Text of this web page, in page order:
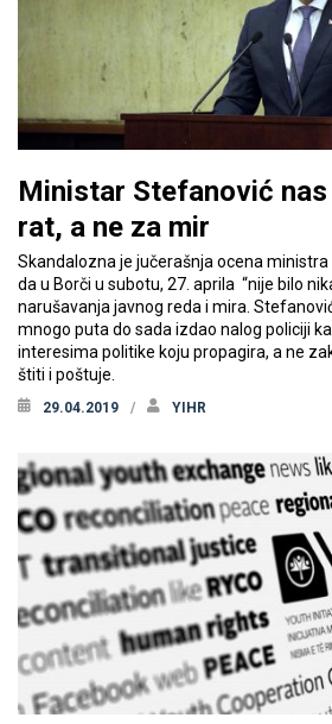
Ministar Stefanović nas
rat, a ne za mir
Skandalozna je jučerašnja ocena
da u Borči u subotu, 27. aprila “nije bilo
narušavanja javnog reda i mira.
mnogo puta do sada izdao nalog policiji
interesima politike koju propagira, a ne
štiti i poštuje.
29.04.2019 YIHR